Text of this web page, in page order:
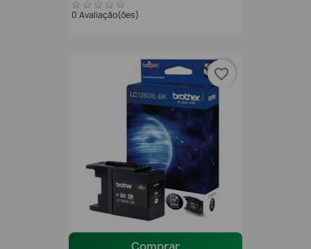
0 Avaliação(ões)
Comprar
favorite_border